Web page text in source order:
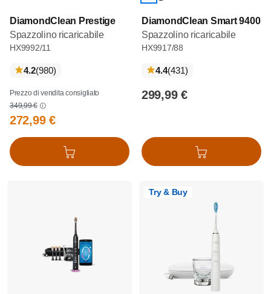
DiamondClean Prestige
Spazzolino ricaricabile
HX9992/11
4.2(980recensioni
)
Prezzo di vendita consigliato
349,99 €
272,99 €
Aggiungi al carrello
DiamondClean Smart 9400
Spazzolino ricaricabile
HX9917/88
4.4(431recensioni
)
299,99 €
Aggiungi al carrello
Try & Buy